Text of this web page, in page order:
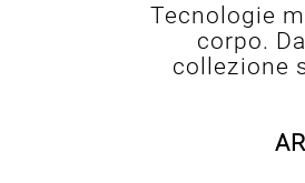
Tecnologie
corpo.
collezione